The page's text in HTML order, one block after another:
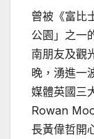
曾被《富比
公園」之一
南朋友及觀
晚，湧進一
媒體英國三
Rowan
長黃偉哲開